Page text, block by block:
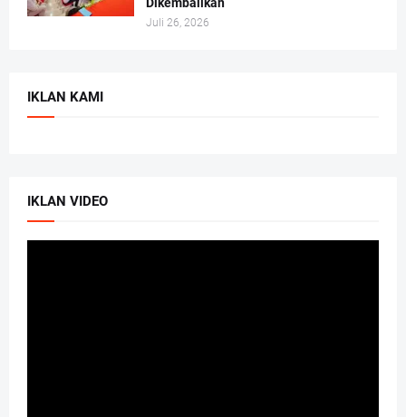
Juli 26, 2026
IKLAN KAMI
IKLAN VIDEO